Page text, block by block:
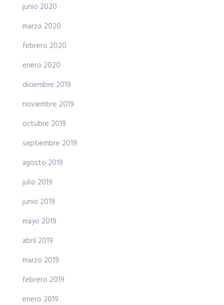
junio 2020
marzo 2020
febrero 2020
enero 2020
diciembre 2019
noviembre 2019
octubre 2019
septiembre 2019
agosto 2019
julio 2019
junio 2019
mayo 2019
abril 2019
marzo 2019
febrero 2019
enero 2019